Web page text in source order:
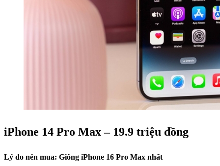
iPhone 14 Pro Max – 19.9 triệu đồng
Lý do nên mua: Giống iPhone 16 Pro Max nhất